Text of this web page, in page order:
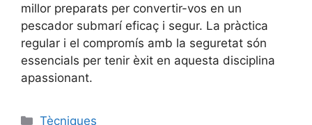
millor preparats per convertir-vos en un
pescador submarí eficaç i segur. La pràctica
regular i el compromís amb la seguretat són
essencials per tenir èxit en aquesta disciplina
apassionant.
Categories
Tècniques